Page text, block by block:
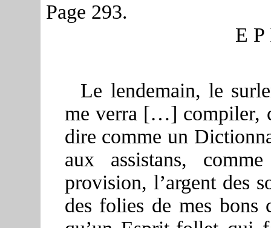
Page 293.
E
Le lendemain, le
me verra […] compiler,
dire comme un
aux assistans,
provision, l’argent des
des folies de mes bons